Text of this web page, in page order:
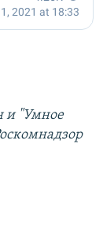
и "Умное